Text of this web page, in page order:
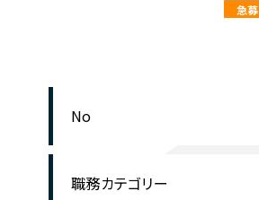
急募
No
職務カテゴリー